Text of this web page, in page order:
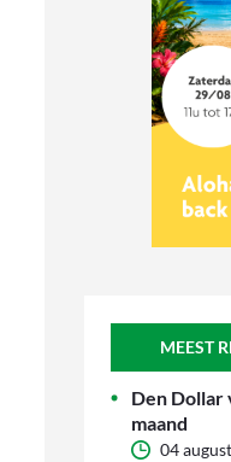
MEEST
Den Dollar
maand
04